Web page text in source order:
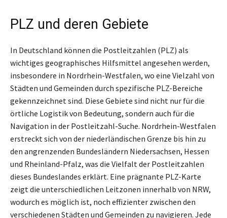
PLZ und deren Gebiete
In Deutschland können die Postleitzahlen (PLZ) als
wichtiges geographisches Hilfsmittel angesehen werden,
insbesondere in Nordrhein-Westfalen, wo eine Vielzahl von
Städten und Gemeinden durch spezifische PLZ-Bereiche
gekennzeichnet sind. Diese Gebiete sind nicht nur für die
örtliche Logistik von Bedeutung, sondern auch für die
Navigation in der Postleitzahl-Suche. Nordrhein-Westfalen
erstreckt sich von der niederländischen Grenze bis hin zu
den angrenzenden Bundesländern Niedersachsen, Hessen
und Rheinland-Pfalz, was die Vielfalt der Postleitzahlen
dieses Bundeslandes erklärt. Eine prägnante PLZ-Karte
zeigt die unterschiedlichen Leitzonen innerhalb von NRW,
wodurch es möglich ist, noch effizienter zwischen den
verschiedenen Städten und Gemeinden zu navigieren. Jede